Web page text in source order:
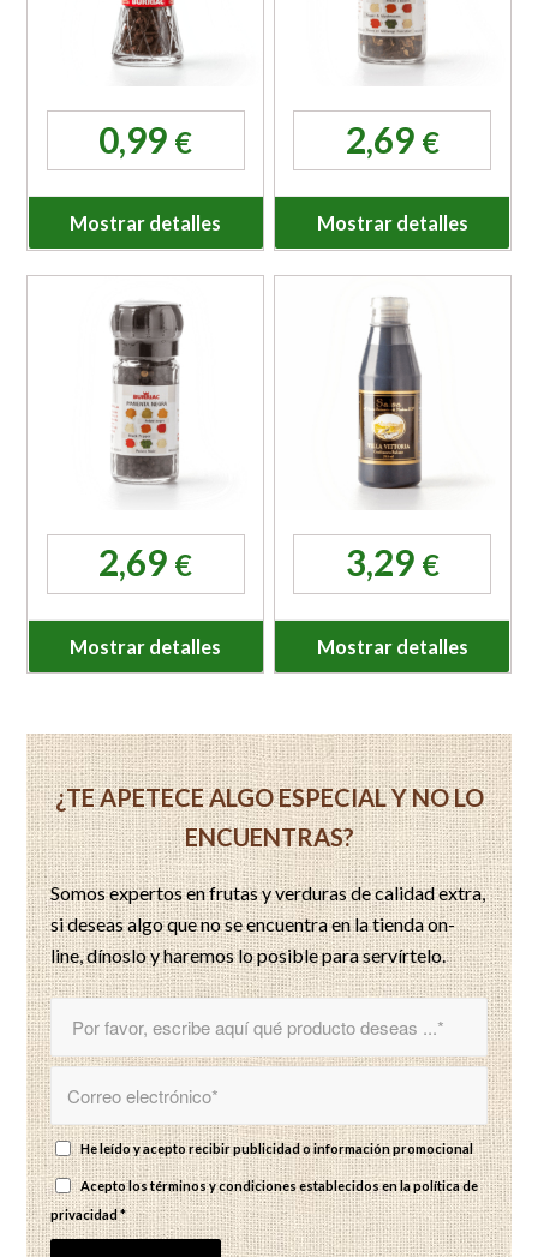
0,99 €
Mostrar detalles
2,69 €
Mostrar detalles
2,69 €
Mostrar detalles
3,29 €
Mostrar detalles
¿TE APETECE ALGO ESPECIAL Y NO LO
ENCUENTRAS?
Somos expertos en frutas y verduras de calidad extra,
si deseas algo que no se encuentra en la tienda on-
line, dínoslo y haremos lo posible para servírtelo.
He leído y acepto recibir publicidad o información promocional
Acepto los términos y condiciones establecidos enla política de
privacidad*